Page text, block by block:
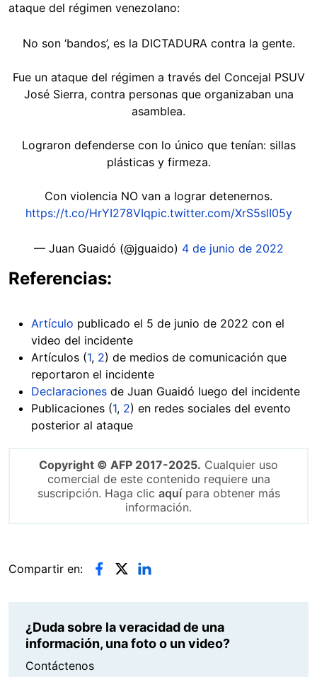
ataque del régimen venezolano:
No son ‘bandos’, es la DICTADURA contra la gente.
Fue un ataque del régimen a través del Concejal PSUV
José Sierra, contra personas que organizaban una
asamblea.
Lograron defenderse con lo único que tenían: sillas
plásticas y firmeza.
Con violencia NO van a lograr detenernos.
https://t.co/HrYI278VIqpic.twitter.com/XrS5slI05y
— Juan Guaidó (@jguaido) 4 de junio de 2022
Referencias:
Artículo publicado el 5 de junio de 2022 con el
video del incidente
Artículos (1, 2) de medios de comunicación que
reportaron el incidente
Declaraciones de Juan Guaidó luego del incidente
Publicaciones (1, 2) en redes sociales del evento
posterior al ataque
Copyright © AFP 2017-2025. Cualquier uso
comercial de este contenido requiere una
suscripción. Haga clic aquípara obtener más
información.
Compartir en:
¿Duda sobre la veracidad de una
información, una foto o un video?
Contáctenos